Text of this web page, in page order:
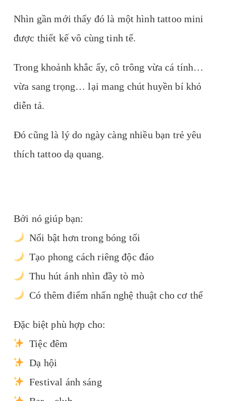
Nhìn gần mới thấy đó là một hình tattoo mini
được thiết kế vô cùng tinh tế.
Trong khoảnh khắc ấy, cô trông vừa cá tính…
vừa sang trọng… lại mang chút huyền bí khó
diễn tả.
Đó cũng là lý do ngày càng nhiều bạn trẻ yêu
thích tattoo dạ quang.
Bởi nó giúp bạn:
Nổi bật hơn trong bóng tối
Tạo phong cách riêng độc đáo
Thu hút ánh nhìn đầy tò mò
Có thêm điểm nhấn nghệ thuật cho cơ thể
Đặc biệt phù hợp cho:
Tiệc đêm
Dạ hội
Festival ánh sáng